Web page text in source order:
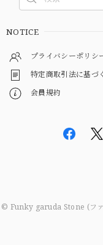
NOTICE
プライバシーポリシ
特定商取引法に基づ
会員規約
© Funky garuda Stone (ファ